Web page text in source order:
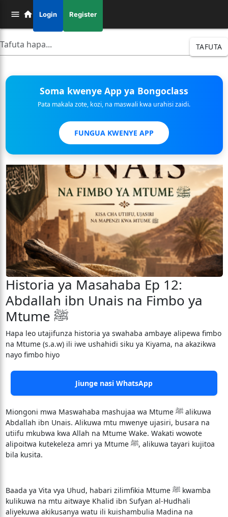
Login Register
TAFUTA
Soma kwenye App ya Bongoclass
Pata makala zote, kozi, na maswali kwa urahisi zaidi.
FUNGUA KWENYE APP
Historia ya Masahaba Ep 12:
Abdallah ibn Unais na Fimbo ya
Mtume ﷺ
Hapa leo utajifunza historia ya swahaba ambaye alipewa fimbo
na Mtume (s.a.w) ili iwe ushahidi siku ya Kiyama, na akazikwa
nayo fimbo hiyo
Jiunge nasi WhatsApp
Miongoni mwa Maswahaba mashujaa wa Mtume ﷺ alikuwa
Abdallah ibn Unais. Alikuwa mtu mwenye ujasiri, busara na
utiifu mkubwa kwa Allah na Mtume Wake. Wakati wowote
alipoitwa kutekeleza amri ya Mtume ﷺ, alikuwa tayari kujitoa
bila kusita.
Baada ya Vita vya Uhud, habari zilimfikia Mtume ﷺ kwamba
kulikuwa na mtu aitwaye Khalid ibn Sufyan al-Hudhali
aliyekuwa akikusanya watu ili kuishambulia Madina na